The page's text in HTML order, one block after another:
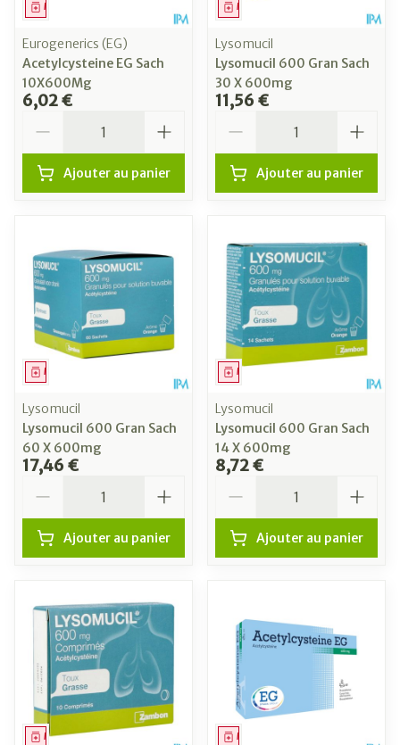
Médicament
Eurogenerics (EG)
Acetylcysteine EG Sach
10X600Mg
6,02 €
Ajouter au panier
Médicament
Lysomucil
Lysomucil 600 Gran Sach
30 X 600mg
11,56 €
Ajouter au panier
Médicament
Lysomucil
Lysomucil 600 Gran Sach
60 X 600mg
17,46 €
Ajouter au panier
Médicament
Lysomucil
Lysomucil 600 Gran Sach
14 X 600mg
8,72 €
Ajouter au panier
Médicament Médicament